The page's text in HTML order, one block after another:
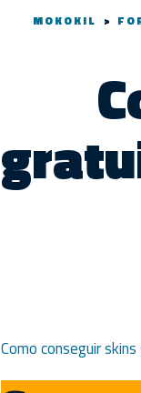
MOKOKIL >
Como conseguir